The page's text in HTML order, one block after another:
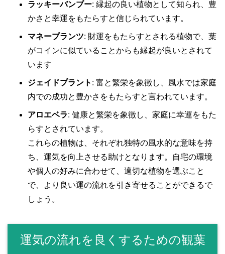
ラッキーバンブー: 縁起の良い植物として知られ、豊
かさと幸運をもたらすと信じられています。
マネープランツ: 財運をもたらすとされる植物で、葉
がコインに似ていることからも縁起が良いとされて
います
ジェイドプラント : 富と繁栄を象徴し、風水では家庭
内での成功と豊かさをもたらすと言われています。
アロエベラ: 健康と繁栄を象徴し、家庭に幸運をもた
らすとされています。
これらの植物は、それぞれ独特の風水的な意味を持
ち、運気を向上させる助けとなります。自宅の環境
や個人の好みに合わせて、適切な植物を選ぶこと
で、より良い運の流れを引き寄せることができるで
しょう。
運気の流れを良くするための観葉